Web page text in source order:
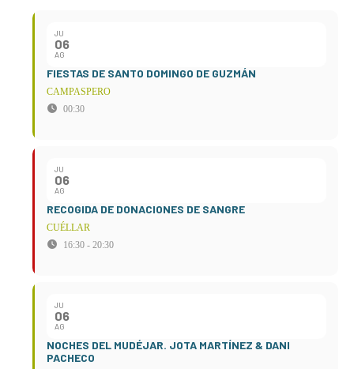
JU
06
AG
FIESTAS DE SANTO DOMINGO DE GUZMÁN
CAMPASPERO
00:30
JU
06
AG
RECOGIDA DE DONACIONES DE SANGRE
CUÉLLAR
16:30 - 20:30
JU
06
AG
NOCHES DEL MUDÉJAR. JOTA MARTÍNEZ & DANI
PACHECO